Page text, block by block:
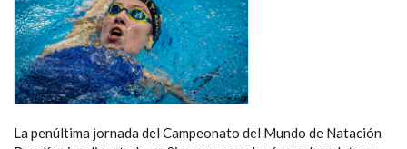
La penúltima jornada del Campeonato del Mundo de Natación